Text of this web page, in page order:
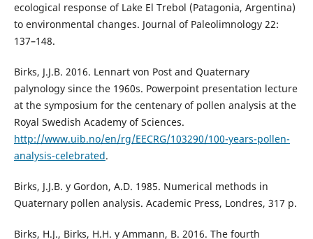
ecological response of Lake El Trebol (Patagonia, Argentina)
to environmental changes. Journal of Paleolimnology 22:
137–148.
Birks, J.J.B. 2016. Lennart von Post and Quaternary
palynology since the 1960s. Powerpoint presentation lecture
at the symposium for the centenary of pollen analysis at the
Royal Swedish Academy of Sciences.
http://www.uib.no/en/rg/EECRG/103290/100-years-pollen-
analysis-celebrated.
Birks, J.J.B. y Gordon, A.D. 1985. Numerical methods in
Quaternary pollen analysis. Academic Press, Londres, 317 p.
Birks, H.J., Birks, H.H. y Ammann, B. 2016. The fourth